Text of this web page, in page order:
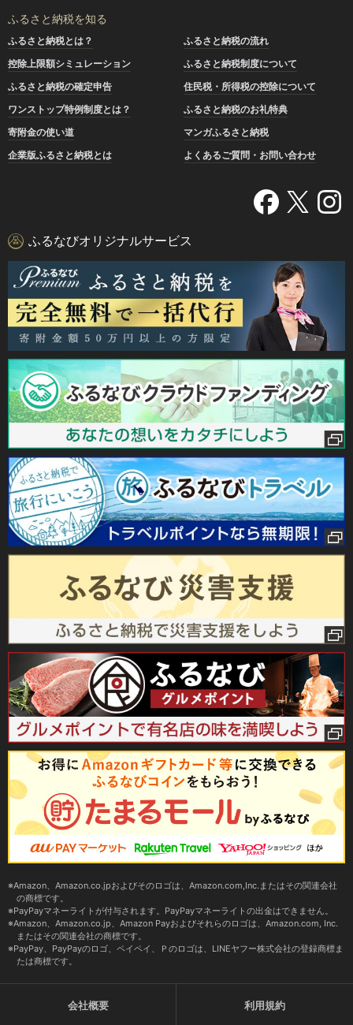
ふるさと納税を知る
ふるさと納税とは？
ふるさと納税の流れ
控除上限額シミュレーション
ふるさと納税制度について
ふるさと納税の確定申告
住民税・所得税の控除について
ワンストップ特例制度とは？
ふるさと納税のお礼特典
寄附金の使い道
マンガふるさと納税
企業版ふるさと納税とは
よくあるご質問・お問い合わせ
ふるなびオリジナルサービス
Amazon、Amazon.co.jpおよびそのロゴは、Amazon.com,Inc.またはその関連会社
の商標です。
PayPayマネーライトが付与されます。PayPayマネーライトの出金はできません。
Amazon、Amazon.co.jp、Amazon Payおよびそれらのロゴは、Amazon.com, Inc.
またはその関連会社の商標です。
PayPay、PayPayのロゴ、ペイペイ、Ｐのロゴは、LINEヤフー株式会社の登録商標ま
たは商標です。
会社概要 利用規約